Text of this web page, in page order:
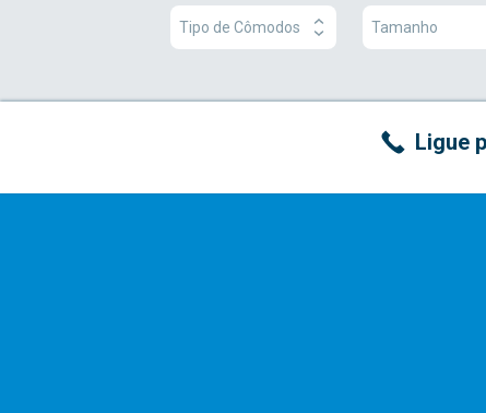
Tipo de Cômodos Tamanho
Ligue